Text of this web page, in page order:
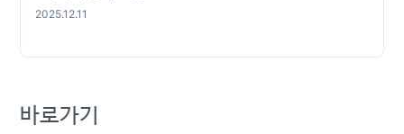
2025.12.11
바로가기